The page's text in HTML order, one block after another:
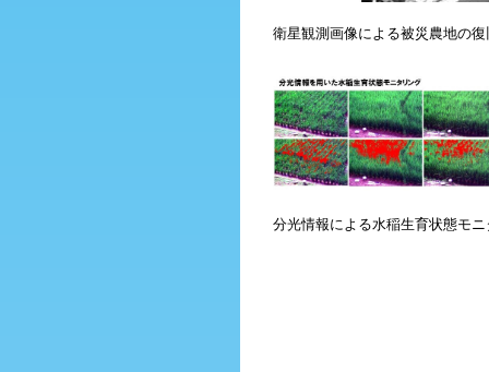
衛星観測画像による被災農地の
分光情報による水稲生育状態モ